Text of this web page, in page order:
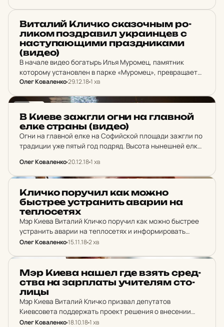
центральном железнодорожном…
НОВИНИ
Ви­та­лий Кличко ска­зочным ро­
ли­ком поз­дра­вил ук­ра­ин­цев с
нас­ту­па­ю­щи­ми праз­дни­ка­ми
(видео)
В начале видео богатырь Илья Муромец, памятник
которому установлен в парке «Муромец», превращается
в Святого Николая. Далее он мчится Киевом на
столицы.
Олег Коваленко29.12.181 хв
В Киеве зажгли огни на глав­ной
елке страны (видео)
Огни на главной елке на Софийской площади зажгли по
традиции уже пятый год подряд. Высота нынешней елки
гирлянд,…
Олег Коваленко20.12.181 хв
Кличко по­ру­чил как можно
быстрее ус­тра­нить аварии на
теп­ло­се­тях
Мэр Киева Виталий Кличко поручил как можно быстрее
устранить аварии на теплосетях и информировать
киевлян о ремонтных работах, которые проходят, и
Олег Коваленко15.11.182 хв
Мэр Киева нашел где взять сред­
ства на зар­платы учи­те­лям сто­
лицы
Мэр Киева Виталий Кличко призвал депутатов
Киевсовета поддержать проект решения о внесении
изменений в бюджет столицы на 2018-й год.
Олег Коваленко18.10.181 хв